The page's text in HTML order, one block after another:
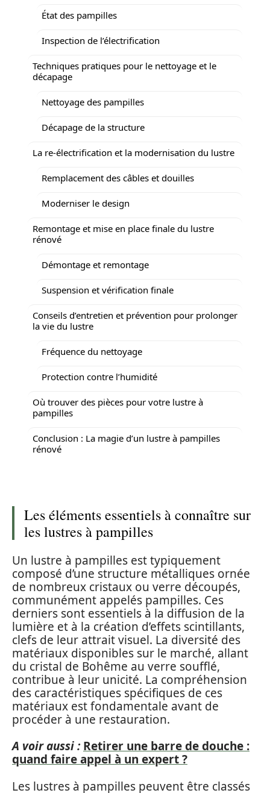
État des pampilles
Inspection de l’électrification
Techniques pratiques pour le nettoyage et le
décapage
Nettoyage des pampilles
Décapage de la structure
La re-électrification et la modernisation du lustre
Remplacement des câbles et douilles
Moderniser le design
Remontage et mise en place finale du lustre
rénové
Démontage et remontage
Suspension et vérification finale
Conseils d’entretien et prévention pour prolonger
la vie du lustre
Fréquence du nettoyage
Protection contre l’humidité
Où trouver des pièces pour votre lustre à
pampilles
Conclusion : La magie d’un lustre à pampilles
rénové
Les éléments essentiels à connaître sur
les lustres à pampilles
Un lustre à pampilles est typiquement
composé d’une structure métalliques ornée
de nombreux cristaux ou verre découpés,
communément appelés pampilles. Ces
derniers sont essentiels à la diffusion de la
lumière et à la création d’effets scintillants,
clefs de leur attrait visuel. La diversité des
matériaux disponibles sur le marché, allant
du cristal de Bohême au verre soufflé,
contribue à leur unicité. La compréhension
des caractéristiques spécifiques de ces
matériaux est fondamentale avant de
procéder à une restauration.
A voir aussi : Retirer une barre de douche :
quand faire appel à un expert ?
Les lustres à pampilles peuvent être classés